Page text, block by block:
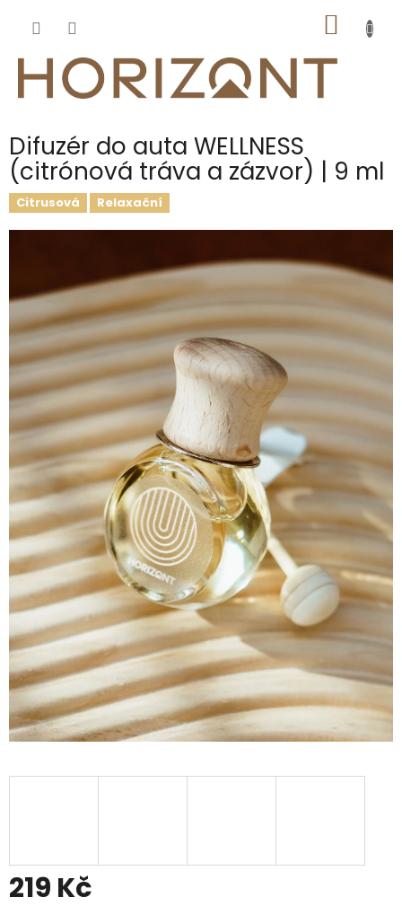
KOŠÍK
Difuzér do auta WELLNESS
(citrónová tráva a zázvor) | 9 ml
Citrusová Relaxační
219 Kč